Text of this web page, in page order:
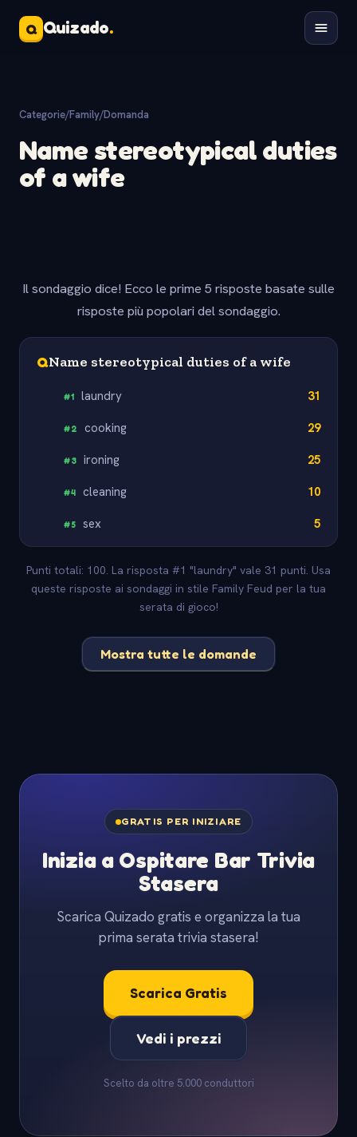
Q Quizado.
Categorie/Family/Domanda
Name stereotypical duties
of a wife
Il sondaggio dice! Ecco le prime 5 risposte basate sulle
risposte più popolari del sondaggio.
QName stereotypical duties of a wife
#1 laundry 31
#2 cooking 29
#3 ironing 25
#4 cleaning 10
#5 sex 5
Punti totali: 100. La risposta #1 "laundry" vale 31 punti. Usa
queste risposte ai sondaggi in stile Family Feud per la tua
serata di gioco!
Mostra tutte le domande
GRATIS PER INIZIARE
Inizia a Ospitare Bar Trivia
Stasera
Scarica Quizado gratis e organizza la tua
prima serata trivia stasera!
Scarica Gratis
Vedi i prezzi
Scelto da oltre 5.000 conduttori